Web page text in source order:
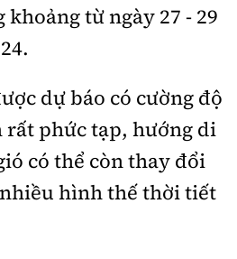
từ ngày 27 - 29
dự báo có cường độ
phức tạp, hướng di
có thể còn thay đổi
hình thế thời tiết